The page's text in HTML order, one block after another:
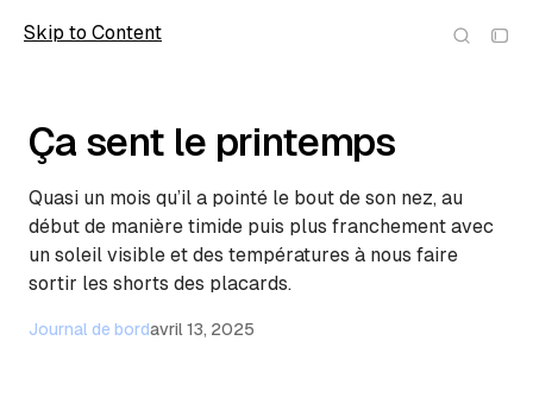
Skip to Content
wolfmic
Ça sent le printemps
Quasi un mois qu’il a pointé le bout de son nez, au
début de manière timide puis plus franchement avec
un soleil visible et des températures à nous faire
sortir les shorts des placards.
Journal de bordavril 13, 2025